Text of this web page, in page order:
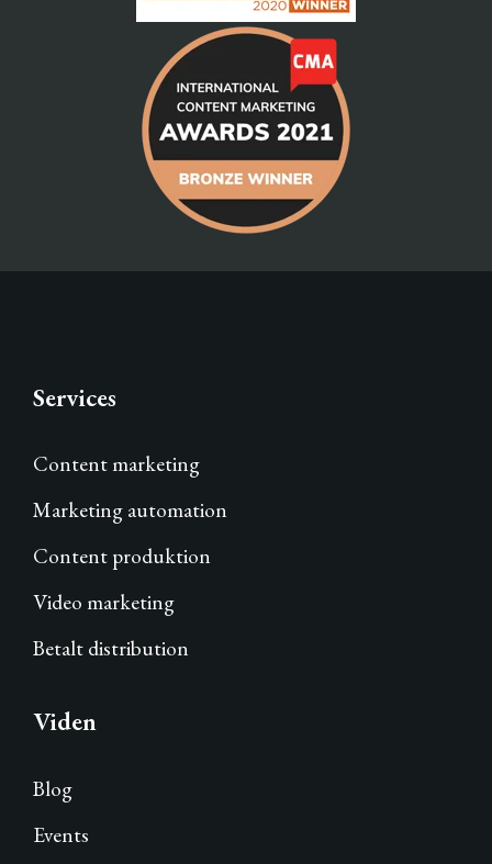
Services
Content marketing
Marketing automation
Content produktion
Video marketing
Betalt distribution
Viden
Blog
Events